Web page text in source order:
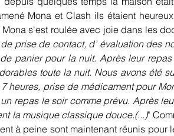
Mona et Clash ils étaient
s'est roulée avec joie dans les
prise de contact, d’ évaluation des
panier pour la nuit. Après leur
toute la nuit. Nous avons été
heures, prise de médicament pour
repas le soir comme prévu. Après
la musique classique douce.(...)"
à peine sont maintenant réunis pour